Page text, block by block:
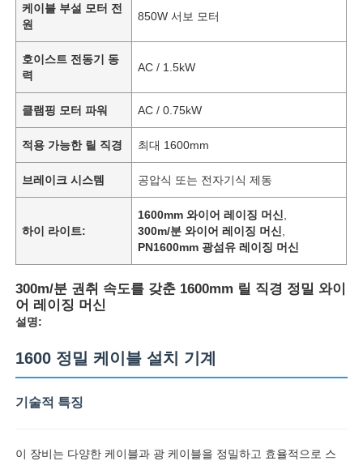
케이블 부설 모터 전
원
850W 서보 모터
호이스트 전동기 동
력
AC / 1.5kW
클램핑 모터 파워 AC / 0.75kW
적용 가능한 릴 직경 최대 1600mm
브레이크 시스템 공압식 또는 전자기식 제동
하이 라이트:
1600mm 와이어 레이징 머신
300m/분 와이어 레이징 머신
PN1600mm 광섬유 레이징 머신
300m/분 권취 속도를 갖춘 1600mm 릴 직경 정밀 와이
어 레이징 머신
설명:
1600 정밀 케이블 설치 기계
기술적 특징
이 장비는 다양한 케이블과 광 케이블을 정밀하고 효율적으로 스